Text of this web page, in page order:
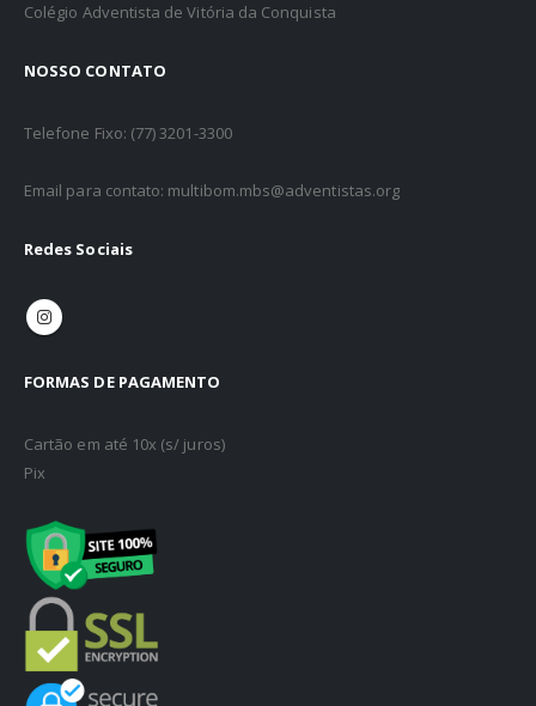
Colégio Adventista de Vitória da Conquista
NOSSO CONTATO
Telefone Fixo: (77) 3201-3300
Email para contato: multibom.mbs@adventistas.org
Redes Sociais
FORMAS DE PAGAMENTO
Cartão em até 10x (s/ juros)
Pix